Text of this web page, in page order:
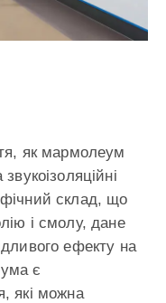
як мармолеум
склад, що
і смолу, дане
ефекту на
є
які можна